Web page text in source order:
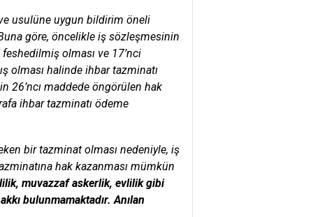
usulüne uygun bildirim öneli
göre, öncelikle iş sözleşmesinin
olması ve 17’nci
olması halinde ihbar tazminatı
26’ncı maddede öngörülen hak
ihbar tazminatı ödeme
bir tazminat olması nedeniyle, iş
hak kazanması mümkün
muvazzaf askerlik, evlilik gibi
bulunmamaktadır. Anılan